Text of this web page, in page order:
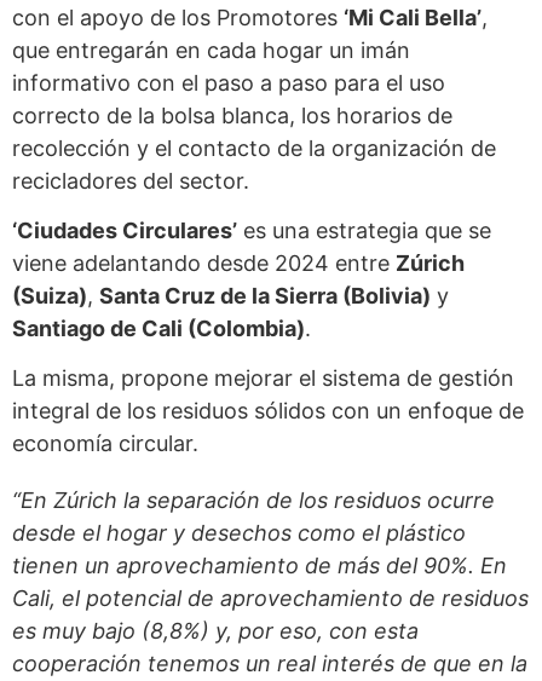
con el apoyo de los Promotores ‘Mi Cali Bella’,
que entregarán en cada hogar un imán
informativo con el paso a paso para el uso
correcto de la bolsa blanca, los horarios de
recolección y el contacto de la organización de
recicladores del sector.
‘Ciudades Circulares’ es una estrategia que se
viene adelantando desde 2024 entre Zúrich
(Suiza), Santa Cruz de la Sierra (Bolivia) y
Santiago de Cali (Colombia).
La misma, propone mejorar el sistema de gestión
integral de los residuos sólidos con un enfoque de
economía circular.
“En Zúrich la separación de los residuos ocurre
desde el hogar y desechos como el plástico
tienen un aprovechamiento de más del 90%. En
Cali, el potencial de aprovechamiento de residuos
es muy bajo (8,8%) y, por eso, con esta
cooperación tenemos un real interés de que en la